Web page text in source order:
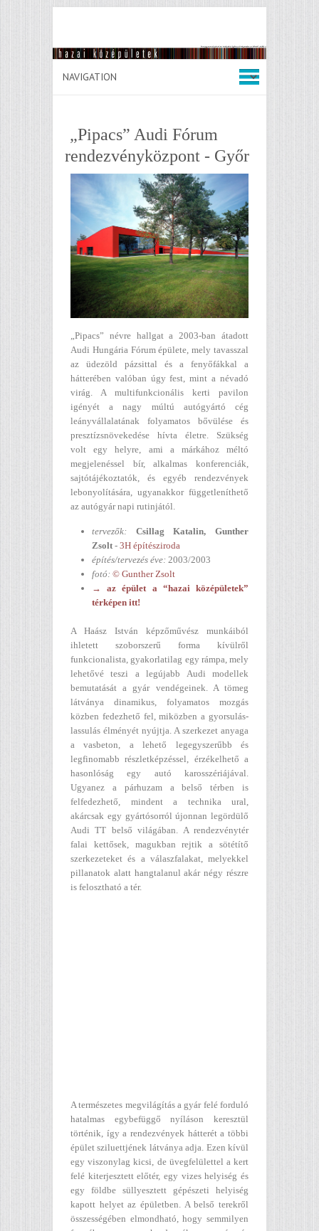
„Pipacs” Audi Fórum
rendezvényközpont - Győr
„Pipacs” névre hallgat a 2003-ban átadott
Audi Hungária Fórum épülete, mely tavasszal
az üdezöld pázsittal és a fenyőfákkal a
hátterében valóban úgy fest, mint a névadó
virág. A multifunkcionális kerti pavilon
igényét a nagy múltú autógyártó cég
leányvállalatának folyamatos bővülése és
presztízsnövekedése hívta életre. Szükség
volt egy helyre, ami a márkához méltó
megjelenéssel bír, alkalmas konferenciák,
sajtótájékoztatók, és egyéb rendezvények
lebonyolítására, ugyanakkor függetleníthető
az autógyár napi rutinjától.
tervezők: Csillag Katalin, Gunther
Zsolt - 3H építésziroda
építés/tervezés éve: 2003/2003
fotó: © Gunther Zsolt
→ az épület a “hazai középületek”
térképen itt!
A Haász István képzőművész munkáiból
ihletett szoborszerű forma kívülről
funkcionalista, gyakorlatilag egy rámpa, mely
lehetővé teszi a legújabb Audi modellek
bemutatását a gyár vendégeinek. A tömeg
látványa dinamikus, folyamatos mozgás
közben fedezhető fel, miközben a gyorsulás-
lassulás élményét nyújtja. A szerkezet anyaga
a vasbeton, a lehető legegyszerűbb és
legfinomabb részletképzéssel, érzékelhető a
hasonlóság egy autó karosszériájával.
Ugyanez a párhuzam a belső térben is
felfedezhető, mindent a technika ural,
akárcsak egy gyártósorról újonnan legördülő
Audi TT belső világában. A rendezvénytér
falai kettősek, magukban rejtik a sötétítő
szerkezeteket és a válaszfalakat, melyekkel
pillanatok alatt hangtalanul akár négy részre
is felosztható a tér.
A természetes megvilágítás a gyár felé forduló
hatalmas egybefüggő nyíláson keresztül
történik, így a rendezvények hátterét a többi
épület sziluettjének látványa adja. Ezen kívül
egy viszonylag kicsi, de üvegfelülettel a kert
felé kiterjesztett előtér, egy vizes helyiség és
egy földbe süllyesztett gépészeti helyiség
kapott helyet az épületben. A belső terekről
összességében elmondható, hogy semmilyen